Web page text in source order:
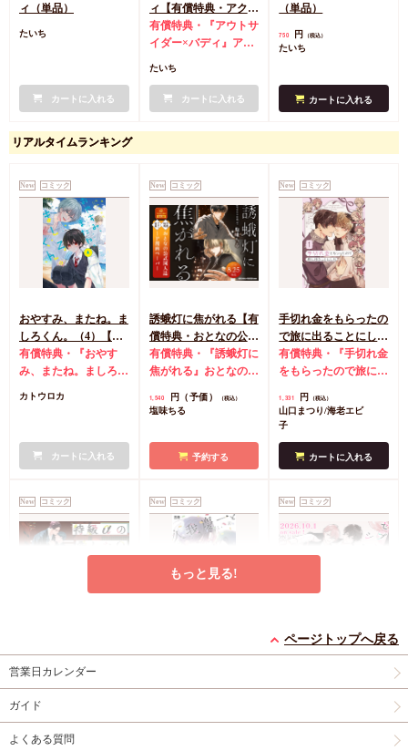
ィ（単品）
たいち
カートに入れる
ィ【有償特典・アクリ
ルコースター】
有償特典・『アウトサ
イダー×バディ』アク
たいち
カートに入れる
（単品）
750 円 （税込）
たいち
カートに入れる
リアルタイムランキング
New コミック
おやすみ、またね。ま
しろくん。（4）【有
償特典・おとなの公式
同人誌】【8/7締切！
選)】
有償特典・『おやす
み、またね。ましろく
公式同人誌
店舗共通特典ペーパー
初版限定カメラロール
カトウロカ
カートに入れる
New コミック
誘蛾灯に焦がれる【有
償特典・おとなの公式
同人誌】
有償特典・『誘蛾灯に
焦がれる』おとなの公
典漫画ペーパー
1,540 円（予価） （税込）
塩味ちる
予約する
New コミック
手切れ金をもらったの
で旅に出ることにした
（1）【有償特典・漫
画＆SS小冊子】
有償特典・『手切れ金
をもらったので旅に出
漫画＆SS12P小冊子
ミコミ特典漫画＆SS
リーフレット 店舗共
通特典マンガカード
1,331 円 （税込）
山口まつり/海老エビ
子
カートに入れる
New コミック
コミコミ特典4Pリー
フレット
神波アユミ
New コミック
【有償特典・小冊子】
と高嶺の夫』12P小冊
ーフレット 店舗共通
New コミック
セブンティーンシロッ
プス（2）【有償特
ルスタンド】
ィーンシロップス
クリルスタンド コミ
もっと見る!
ページトップへ戻る
営業日カレンダー
ガイド
よくある質問